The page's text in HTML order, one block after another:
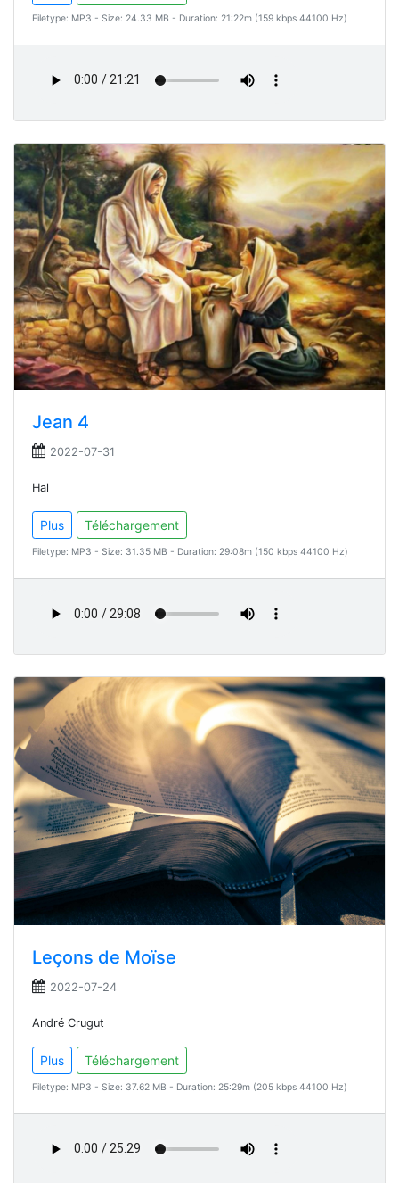
Filetype: MP3 - Size: 24.33 MB - Duration: 21:22m (159 kbps 44100 Hz)
Jean 4
2022-07-31
Hal
Plus Téléchargement
Filetype: MP3 - Size: 31.35 MB - Duration: 29:08m (150 kbps 44100 Hz)
Leçons de Moïse
2022-07-24
André Crugut
Plus Téléchargement
Filetype: MP3 - Size: 37.62 MB - Duration: 25:29m (205 kbps 44100 Hz)